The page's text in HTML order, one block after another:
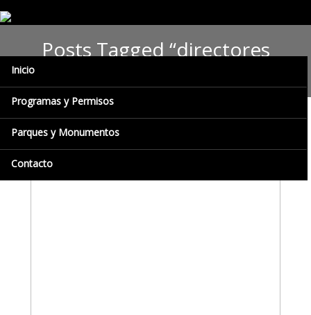
Inicio
Programas y Permisos
Parques y Monumentos
Contacto
Posts Tagged “directores